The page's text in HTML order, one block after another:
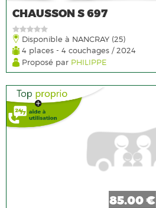
CHAUSSON S 697
Disponible à NANCRAY (25)
4 places - 4 couchages / 2024
Proposé par PHILIPPE
85.00 €